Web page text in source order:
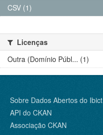
CSV (1)
Licenças
Outra (Domínio Públ... (1)
Sobre Dados Abertos do Ibict
API do CKAN
Associação CKAN